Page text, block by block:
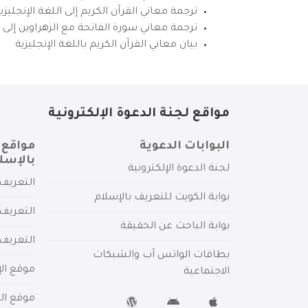
ترجمة معاني القرآن الكريم إلى اللغة
ترجمة معاني سورة الفاتحة مع الزهراوين إلى
بيان معاني القرآن الكريم باللغة الإنجليزية
مواقع لجنة الدعوة الإلكترونية
البوابات الدعوية
لجنة الدعوة الإلكترونية
بوابة الكويت للتعريف بالإسلام
بوابة الباحث عن الحقيقة
بطاقات الواتس آب والشبكات
الاجتماعية
موقع
موقع